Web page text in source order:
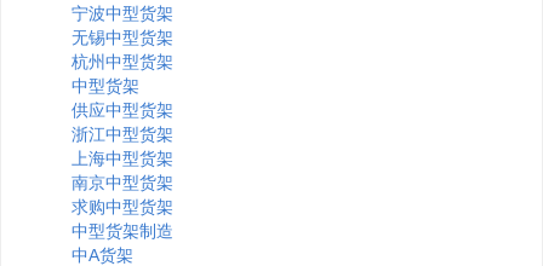
宁波中型货架
无锡中型货架
杭州中型货架
中型货架
供应中型货架
浙江中型货架
上海中型货架
南京中型货架
求购中型货架
中型货架制造
中A货架